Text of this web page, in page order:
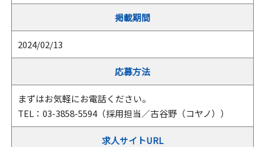
掲載期間
2024/02/13
応募方法
まずはお気軽にお電話ください。
TEL：03-3858-5594（採用担当／古谷野（コヤノ））
求人サイトURL